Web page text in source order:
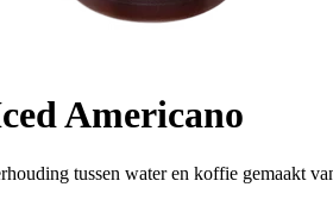
Americano
tussen water en koffie gemaakt